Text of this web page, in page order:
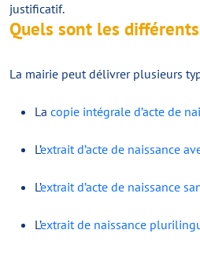
justificatif.
Quels sont les différents
La mairie peut délivrer plusieurs
La copie intégrale d’acte de
L’extrait d’acte de naissance
L’extrait d’acte de naissance
L’extrait de naissance